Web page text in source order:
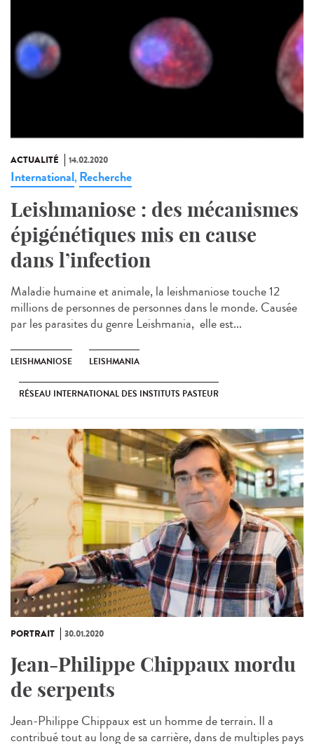
ACTUALITÉ 14.02.2020
International, Recherche
Leishmaniose : des mécanismes
épigénétiques mis en cause
dans l’infection
Maladie humaine et animale, la leishmaniose touche 12
millions de personnes de personnes dans le monde. Causée
par les parasites du genre Leishmania, elle est...
LEISHMANIOSE LEISHMANIA
RÉSEAU INTERNATIONAL DES INSTITUTS PASTEUR
PORTRAIT 30.01.2020
Jean-Philippe Chippaux mordu
de serpents
Jean-Philippe Chippaux est un homme de terrain. Il a
contribué tout au long de sa carrière, dans de multiples pays